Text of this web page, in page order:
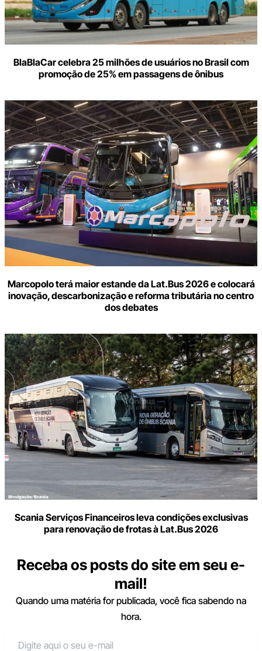
BlaBlaCar celebra 25 milhões de usuários no Brasil com
promoção de 25% em passagens de ônibus
Marcopolo terá maior estande da Lat.Bus 2026 e colocará
inovação, descarbonização e reforma tributária no centro
dos debates
Scania Serviços Financeiros leva condições exclusivas
para renovação de frotas à Lat.Bus 2026
Receba os posts do site em seu e-
mail!
Quando uma matéria for publicada, você fica sabendo na
hora.